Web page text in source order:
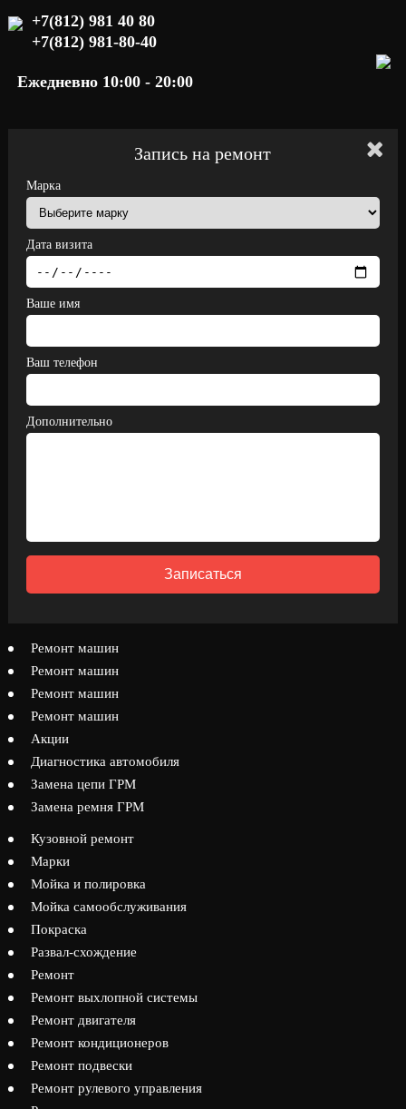
+7(812) 981 40 80
+7(812) 981-80-40
Ежедневно 10:00 - 20:00
Запись на ремонт
Марка
Дата визита
Ваше имя
Ваш телефон
Дополнительно
Записаться
Ремонт машин
Ремонт машин
Ремонт машин
Ремонт машин
Акции
Диагностика автомобиля
Замена цепи ГРМ
Замена ремня ГРМ
Кузовной ремонт
Марки
Мойка и полировка
Мойка самообслуживания
Покраска
Развал-схождение
Ремонт
Ремонт выхлопной системы
Ремонт двигателя
Ремонт кондиционеров
Ремонт подвески
Ремонт рулевого управления